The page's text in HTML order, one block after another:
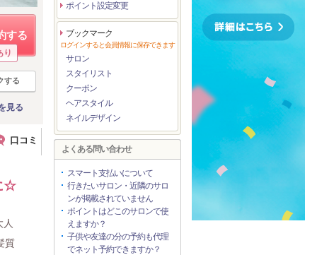
する
り
する
見る
口コミ
☆
質
ポイント設定変更
ブックマーク
ログインすると会員情報に保存できます
サロン
スタイリスト
クーポン
ヘアスタイル
ネイルデザイン
よくある問い合わせ
スマート支払いについて
行きたいサロン・近隣のサロ
ンが掲載されていません
ポイントはどこのサロンで使
えますか？
子供や友達の分の予約も代理
でネット予約できますか？